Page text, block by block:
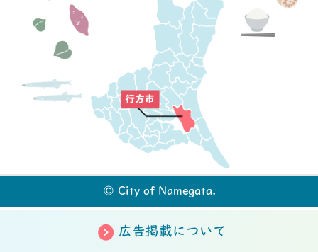
© City of Namegata.
広告掲載について